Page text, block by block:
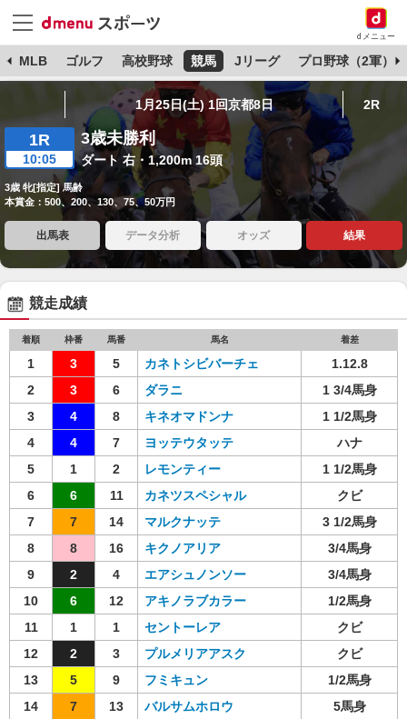
dメニュー
MLB ゴルフ 高校野球 競馬 Jリーグ プロ野球（2軍）
1月25日(土) 1回京都8日 2R
1R
10:05
3歳未勝利
ダート 右・1,200m 16頭
3歳 牝[指定] 馬齢
本賞金：500、200、130、75、50万円
出馬表 データ分析 オッズ 結果
競走成績
着順 枠番 馬番 馬名 着差
1 3 5 カネトシビバーチェ
1.12.8
2
3 6 ダラニ
1 3/4馬身
3
4 8 キネオマドンナ
1 1/2馬身
4
4 7 ヨッテウタッテ
ハナ
5
1 2 レモンティー
1 1/2馬身
6
6 11 カネツスペシャル
クビ
7
7 14 マルクナッテ
3 1/2馬身
8
8 16 キクノアリア
3/4馬身
9
2 4 エアシュノンソー
3/4馬身
10
6 12 アキノラブカラー
1/2馬身
11
1 1 セントーレア
クビ
12
2 3 プルメリアアスク
クビ
13
5 9 フミキュン
1/2馬身
14
7 13 バルサムホロウ
5馬身